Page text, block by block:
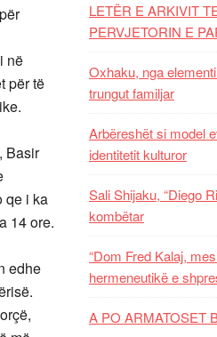
në
për të
Basir
qe i ka
14 ore.
edhe
LETËR E ARKIVIT
PERVJETORIN E
Oxhaku, nga
trungut familjar
Arbëreshët si model
identitetit kulturor
Sali Shijaku, “Diego
kombëtar
“Dom Fred Kalaj,
hermeneutikë e
A PO ARMATOSET